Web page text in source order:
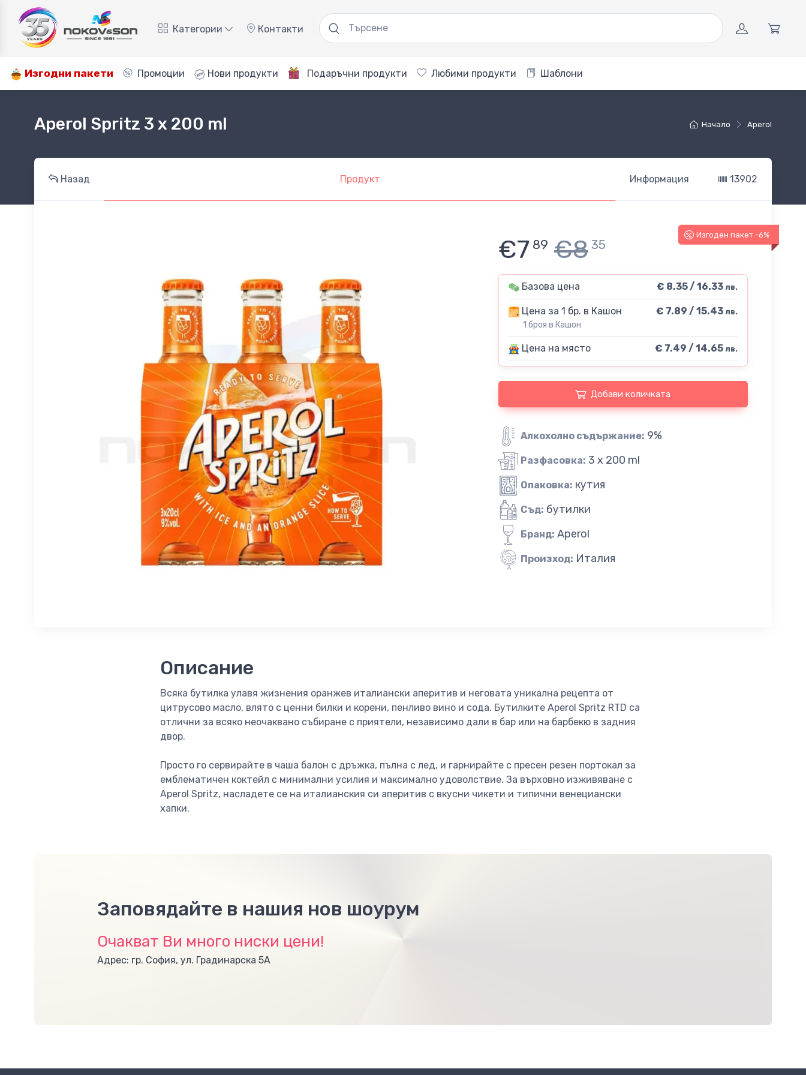
Категории Контакти
Изгодни пакети Промоции Нови продукти Подаръчни продукти Любими продукти Шаблони
Начало Aperol
Aperol Spritz 3 x 200 ml
Назад Продукт Информация 13902
Изгоден пакет -6%
€7 89 €8 35
Базова цена € 8.35 / 16.33 лв.
Цена за 1 бр. в Кашон
1 броя в Кашон
€ 7.89 / 15.43 лв.
Цена на място € 7.49 / 14.65 лв.
Добави количката
Алкохолно съдържание: 9%
Разфасовка: 3 x 200 ml
Опаковка: кутия
Съд: бутилки
Бранд: Aperol
Произход: Италия
Описание
Всяка бутилка улавя жизнения оранжев италиански аперитив и неговата уникална рецепта от
цитрусово масло, влято с ценни билки и корени, пенливо вино и сода. Бутилките Aperol Spritz RTD са
отлични за всяко неочаквано събиране с приятели, независимо дали в бар или на барбекю в задния
двор.
Просто го сервирайте в чаша балон с дръжка, пълна с лед, и гарнирайте с пресен резен портокал за
емблематичен коктейл с минимални усилия и максимално удоволствие. За върховно изживяване с
Aperol Spritz, насладете се на италианския си аперитив с вкусни чикети и типични венециански
хапки.
Заповядайте в нашия нов шоурум
Очакват Ви много ниски цени!
Адрес: гр. София, ул. Градинарска 5А